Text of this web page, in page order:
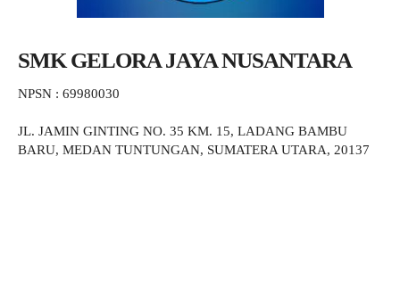
SMK GELORA JAYA NUSANTARA
NPSN : 69980030
JL. JAMIN GINTING NO. 35 KM. 15, LADANG BAMBU
BARU, MEDAN TUNTUNGAN, SUMATERA UTARA, 20137